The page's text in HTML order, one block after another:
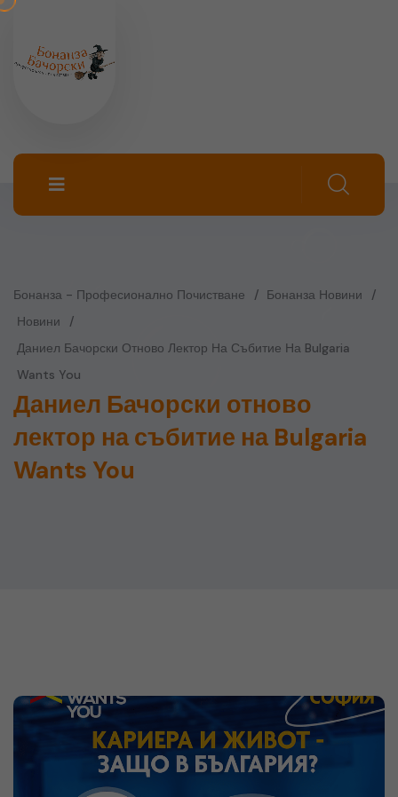
Бонанза - Професионално Почистване
Бонанза Новини
Новини
Даниел Бачорски Отново Лектор На Събитие На Bulgaria
Wants You
Даниел Бачорски отново
лектор на събитие на Bulgaria
Wants You